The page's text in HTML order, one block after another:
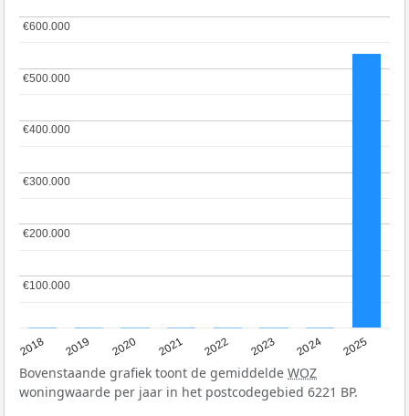
2018 2019 2020 2021 2022 2023 2024 2025
€100.000
€100.000
€200.000
€200.000
€300.000
€300.000
€400.000
€400.000
€500.000
€500.000
€600.000
€600.000
Bovenstaande grafiek toont de gemiddelde WOZ
woningwaarde per jaar in het postcodegebied 6221 BP.